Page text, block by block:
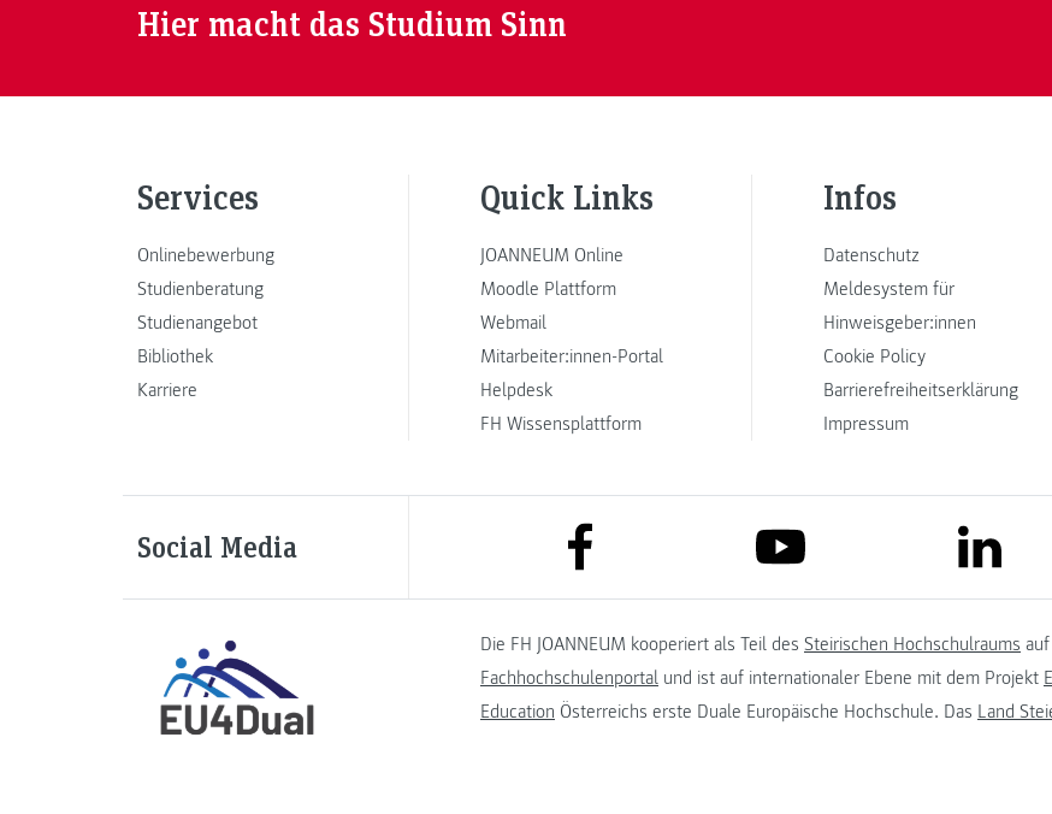
Hier macht das Studium Sinn
Services
Onlinebewerbung
Studienberatung
Studienangebot
Bibliothek
Karriere
Quick Links
JOANNEUM Online
Moodle Plattform
Webmail
Mitarbeiter:innen-Portal
Helpdesk
FH Wissensplattform
Infos
Datenschutz
Meldesystem für
Hinweisgeber:innen
Cookie Policy
Barrierefreiheitserklärung
Impressum
Social Media link to facebook link to youtube link to
Die FH JOANNEUM kooperiert als Teil des Steirischen Hochschulraums
Fachhochschulenportal und ist auf internationaler Ebene mit dem Projekt
Education Österreichs erste Duale Europäische Hochschule. Das Land